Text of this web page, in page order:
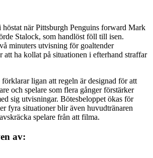
när Pittsburgh Penguins forward Mark
Stalock, som handlöst föll till isen.
minuters utvisning för goaltender
att ha kollat på situationen i efterhand straffar
förklarar ligan att regeln är designad för att
och spelare som flera gånger förstärker
sig utvisningar. Bötesbeloppet ökas för
fyra situationer blir även huvudtränaren
spelare från att filma.
av: